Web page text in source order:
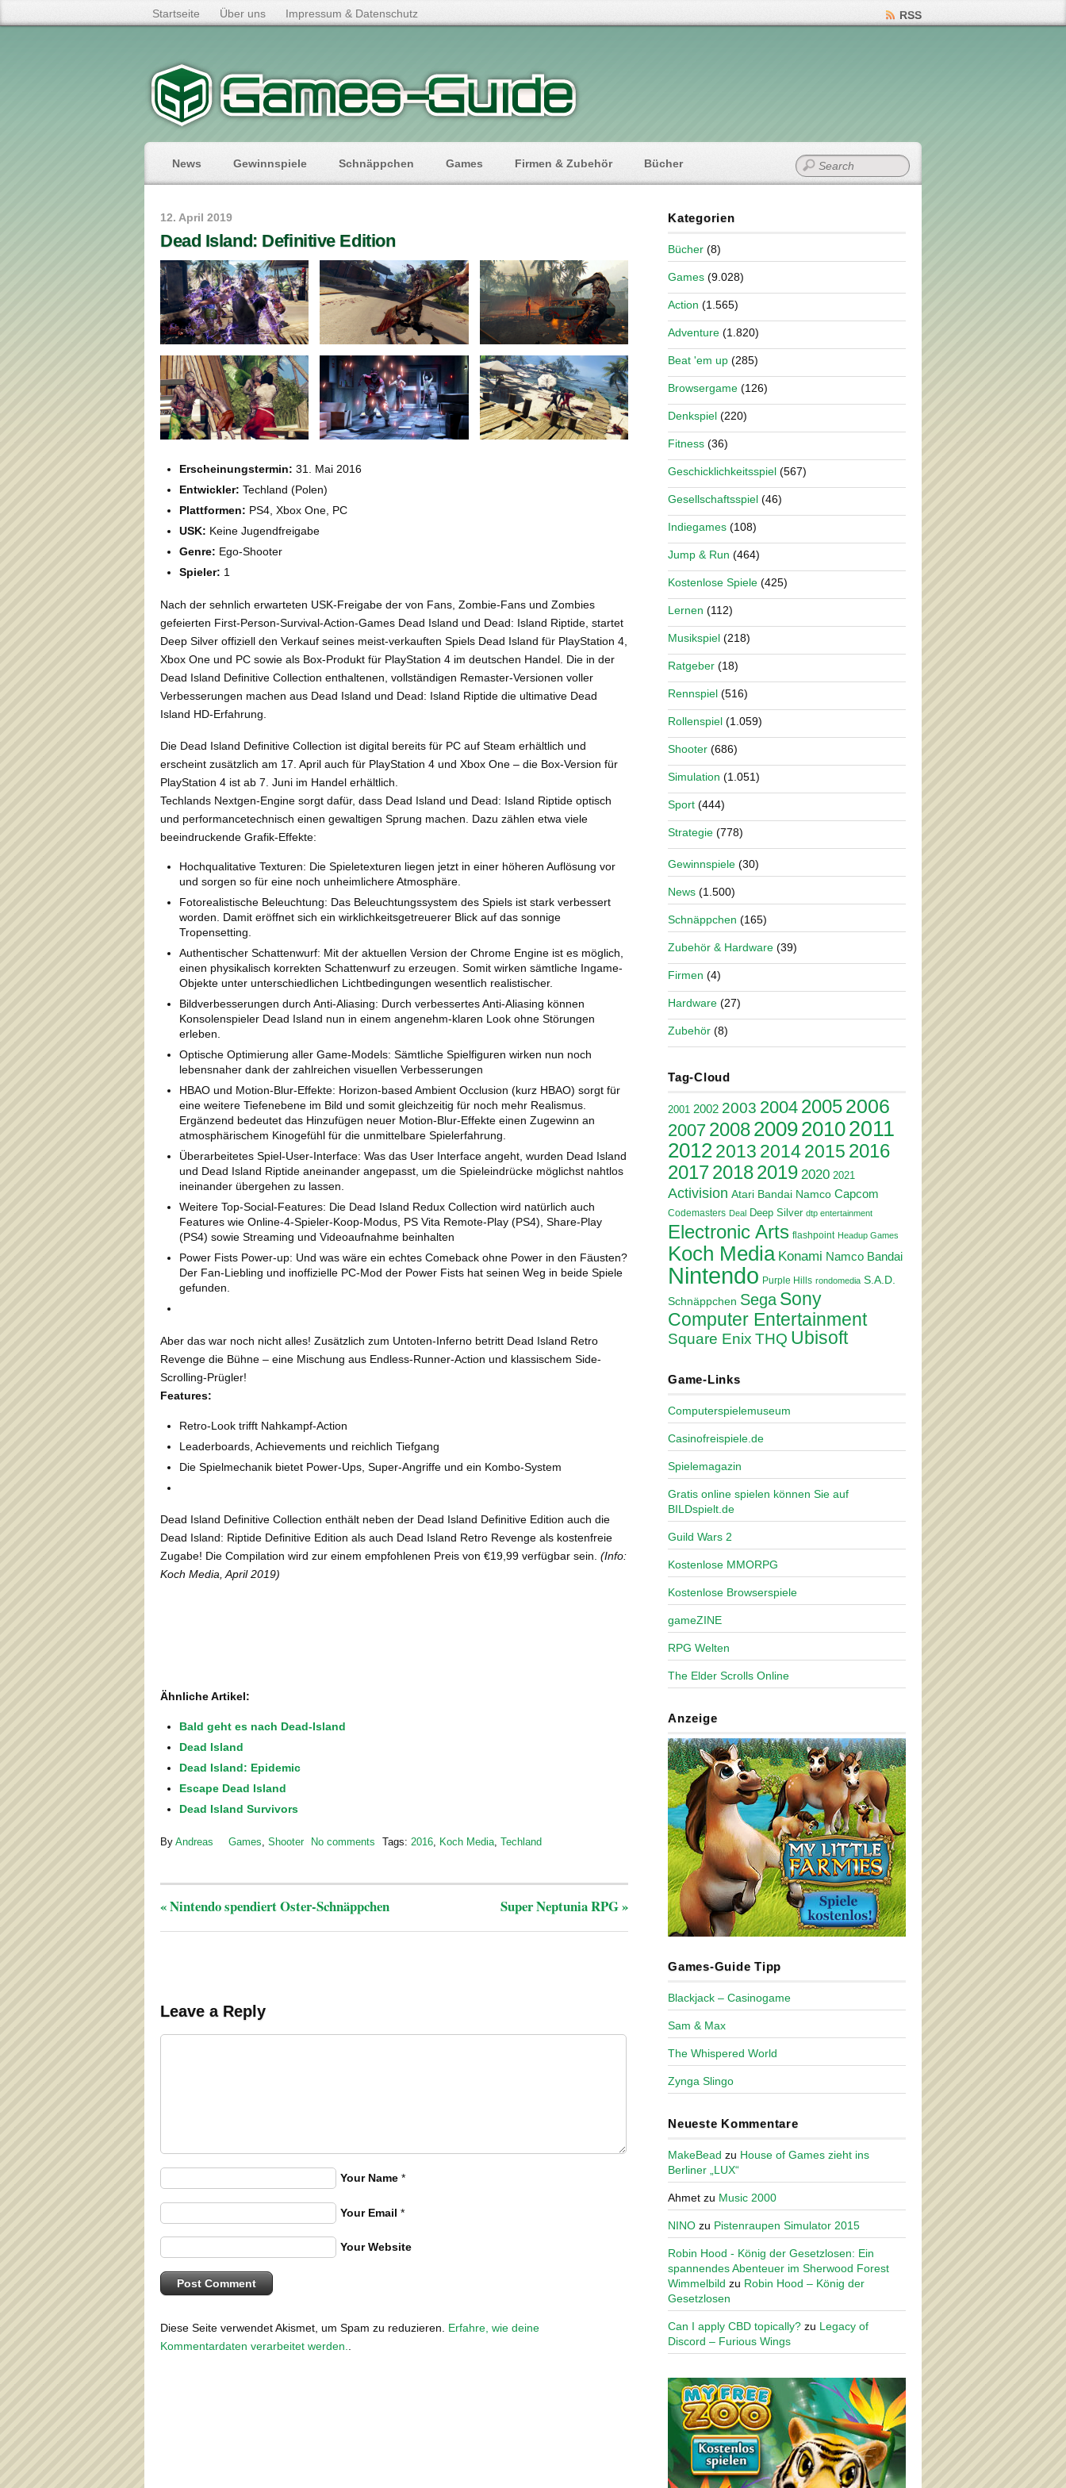
Startseite Über uns Impressum & Datenschutz RSS
News Gewinnspiele Schnäppchen Games Firmen & Zubehör Bücher
12. April 2019
Dead Island: Definitive Edition
Erscheinungstermin: 31. Mai 2016
Entwickler: Techland (Polen)
Plattformen: PS4, Xbox One, PC
USK: Keine Jugendfreigabe
Genre: Ego-Shooter
Spieler: 1
Nach der sehnlich erwarteten USK-Freigabe der von Fans, Zombie-Fans und Zombies
gefeierten First-Person-Survival-Action-Games Dead Island und Dead: Island Riptide, startet
Deep Silver offiziell den Verkauf seines meist-verkauften Spiels Dead Island für PlayStation 4,
Xbox One und PC sowie als Box-Produkt für PlayStation 4 im deutschen Handel. Die in der
Dead Island Definitive Collection enthaltenen, vollständigen Remaster-Versionen voller
Verbesserungen machen aus Dead Island und Dead: Island Riptide die ultimative Dead
Island HD-Erfahrung.
Die Dead Island Definitive Collection ist digital bereits für PC auf Steam erhältlich und
erscheint zusätzlich am 17. April auch für PlayStation 4 und Xbox One – die Box-Version für
PlayStation 4 ist ab 7. Juni im Handel erhältlich.
Techlands Nextgen-Engine sorgt dafür, dass Dead Island und Dead: Island Riptide optisch
und performancetechnisch einen gewaltigen Sprung machen. Dazu zählen etwa viele
beeindruckende Grafik-Effekte:
Hochqualitative Texturen: Die Spieletexturen liegen jetzt in einer höheren Auflösung vor
und sorgen so für eine noch unheimlichere Atmosphäre.
Fotorealistische Beleuchtung: Das Beleuchtungssystem des Spiels ist stark verbessert
worden. Damit eröffnet sich ein wirklichkeitsgetreuerer Blick auf das sonnige
Tropensetting.
Authentischer Schattenwurf: Mit der aktuellen Version der Chrome Engine ist es möglich,
einen physikalisch korrekten Schattenwurf zu erzeugen. Somit wirken sämtliche Ingame-
Objekte unter unterschiedlichen Lichtbedingungen wesentlich realistischer.
Bildverbesserungen durch Anti-Aliasing: Durch verbessertes Anti-Aliasing können
Konsolenspieler Dead Island nun in einem angenehm-klaren Look ohne Störungen
erleben.
Optische Optimierung aller Game-Models: Sämtliche Spielfiguren wirken nun noch
lebensnaher dank der zahlreichen visuellen Verbesserungen
HBAO und Motion-Blur-Effekte: Horizon-based Ambient Occlusion (kurz HBAO) sorgt für
eine weitere Tiefenebene im Bild und somit gleichzeitig für noch mehr Realismus.
Ergänzend bedeutet das Hinzufügen neuer Motion-Blur-Effekte einen Zugewinn an
atmosphärischem Kinogefühl für die unmittelbare Spielerfahrung.
Überarbeitetes Spiel-User-Interface: Was das User Interface angeht, wurden Dead Island
und Dead Island Riptide aneinander angepasst, um die Spieleindrücke möglichst nahtlos
ineinander übergehen zu lassen.
Weitere Top-Social-Features: Die Dead Island Redux Collection wird natürlich auch
Features wie Online-4-Spieler-Koop-Modus, PS Vita Remote-Play (PS4), Share-Play
(PS4) sowie Streaming und Videoaufnahme beinhalten
Power Fists Power-up: Und was wäre ein echtes Comeback ohne Power in den Fäusten?
Der Fan-Liebling und inoffizielle PC-Mod der Power Fists hat seinen Weg in beide Spiele
gefunden.
Aber das war noch nicht alles! Zusätzlich zum Untoten-Inferno betritt Dead Island Retro
Revenge die Bühne – eine Mischung aus Endless-Runner-Action und klassischem Side-
Scrolling-Prügler!
Features:
Retro-Look trifft Nahkampf-Action
Leaderboards, Achievements und reichlich Tiefgang
Die Spielmechanik bietet Power-Ups, Super-Angriffe und ein Kombo-System
Dead Island Definitive Collection enthält neben der Dead Island Definitive Edition auch die
Dead Island: Riptide Definitive Edition als auch Dead Island Retro Revenge als kostenfreie
Zugabe! Die Compilation wird zur einem empfohlenen Preis von €19,99 verfügbar sein. (Info:
Koch Media, April 2019)
Ähnliche Artikel:
Bald geht es nach Dead-Island
Dead Island
Dead Island: Epidemic
Escape Dead Island
Dead Island Survivors
By Andreas Games Shooter No comments Tags: 2016 Koch Media Techland
«Nintendo spendiert Oster-Schnäppchen Super Neptunia RPG»
Leave a Reply
Your Name *
Your Email *
Your Website
Diese Seite verwendet Akismet, um Spam zu reduzieren. Erfahre, wie deine
Kommentardaten verarbeitet werden.
Kategorien
Bücher (8)
Games (9.028)
Action (1.565)
Adventure (1.820)
Beat 'em up (285)
Browsergame (126)
Denkspiel (220)
Fitness (36)
Geschicklichkeitsspiel (567)
Gesellschaftsspiel (46)
Indiegames (108)
Jump & Run (464)
Kostenlose Spiele (425)
Lernen (112)
Musikspiel (218)
Ratgeber (18)
Rennspiel (516)
Rollenspiel (1.059)
Shooter (686)
Simulation (1.051)
Sport (444)
Strategie (778)
Gewinnspiele (30)
News (1.500)
Schnäppchen (165)
Zubehör & Hardware (39)
Firmen (4)
Hardware (27)
Zubehör (8)
Tag-Cloud
2001 2002 2003 2004 20052006
2007 2008200920102011
20122013 20142015 2016
201720182019 2020 2021
Activision Atari Bandai Namco Capcom
Codemasters Deal Deep Silver dtp entertainment
Electronic Arts flashpoint Headup Games
Koch Media Konami Namco Bandai
Nintendo Purple Hills rondomedia S.A.D.
Schnäppchen Sega Sony
Computer Entertainment
Square Enix THQ Ubisoft
Game-Links
Computerspielemuseum
Casinofreispiele.de
Spielemagazin
Gratis online spielen können Sie auf
BILDspielt.de
Guild Wars 2
Kostenlose MMORPG
Kostenlose Browserspiele
gameZINE
RPG Welten
The Elder Scrolls Online
Anzeige
Games-Guide Tipp
Blackjack – Casinogame
Sam & Max
The Whispered World
Zynga Slingo
Neueste Kommentare
MakeBead zu House of Games zieht ins
Berliner „LUX“
Ahmet zu Music 2000
NINO zu Pistenraupen Simulator 2015
Robin Hood - König der Gesetzlosen: Ein
spannendes Abenteuer im Sherwood Forest
Wimmelbild zu Robin Hood – König der
Gesetzlosen
Can I apply CBD topically? zu Legacy of
Discord – Furious Wings